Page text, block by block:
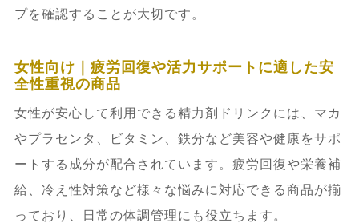
プを確認することが大切です。
女性向け｜疲労回復や活力サポートに適した安
全性重視の商品
女性が安心して利用できる精力剤ドリンクには、マカ
やプラセンタ、ビタミン、鉄分など美容や健康をサポ
ートする成分が配合されています。疲労回復や栄養補
給、冷え性対策など様々な悩みに対応できる商品が揃
っており、日常の体調管理にも役立ちます。